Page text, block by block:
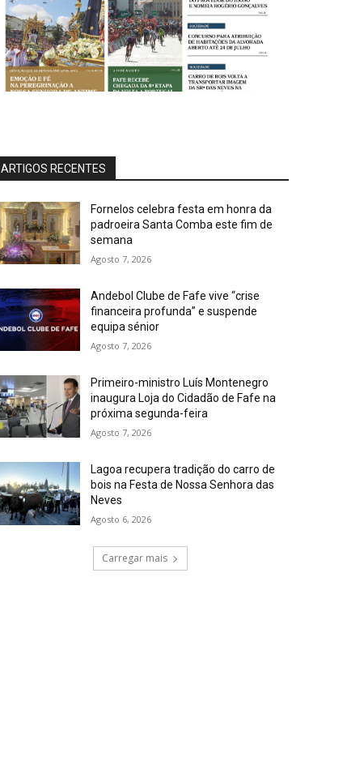
ARTIGOS RECENTES
Fornelos celebra festa em honra da
padroeira Santa Comba este fim de
semana
Agosto 7, 2026
Andebol Clube de Fafe vive “crise
financeira profunda” e suspende
equipa sénior
Agosto 7, 2026
Primeiro-ministro Luís Montenegro
inaugura Loja do Cidadão de Fafe na
próxima segunda-feira
Agosto 7, 2026
Lagoa recupera tradição do carro de
bois na Festa de Nossa Senhora das
Neves
Agosto 6, 2026
Carregar mais